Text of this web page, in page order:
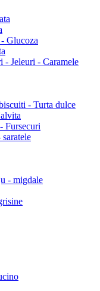
Glucoza
- Jeleuri - Caramele
- Turta dulce
Fursecuri
- migdale